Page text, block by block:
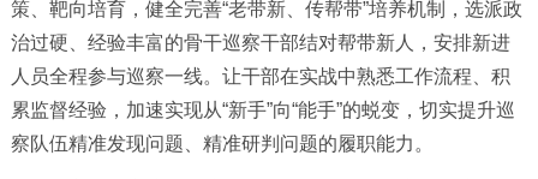
策、靶向培育，健全完善“老带新、传帮带”培养机制，选派政
治过硬、经验丰富的骨干巡察干部结对帮带新人，安排新进
人员全程参与巡察一线。让干部在实战中熟悉工作流程、积
累监督经验，加速实现从“新手”向“能手”的蜕变，切实提升巡
察队伍精准发现问题、精准研判问题的履职能力。